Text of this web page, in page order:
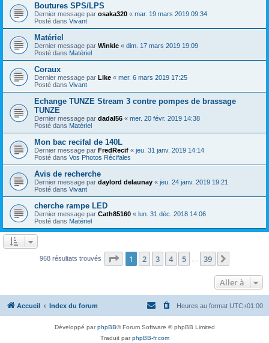
Boutures SPS/LPS
Dernier message par osaka320 « mar. 19 mars 2019 09:34
Posté dans Vivant
Matériel
Dernier message par Winkle « dim. 17 mars 2019 19:09
Posté dans Matériel
Coraux
Dernier message par Like « mer. 6 mars 2019 17:25
Posté dans Vivant
Echange TUNZE Stream 3 contre pompes de brassage
TUNZE
Dernier message par dadal56 « mer. 20 févr. 2019 14:38
Posté dans Matériel
Mon bac recifal de 140L
Dernier message par FredRecif « jeu. 31 janv. 2019 14:14
Posté dans Vos Photos Récifales
Avis de recherche
Dernier message par daylord delaunay « jeu. 24 janv. 2019 19:21
Posté dans Vivant
cherche rampe LED
Dernier message par Cath85160 « lun. 31 déc. 2018 14:06
Posté dans Matériel
968 résultats trouvés Page 1sur39
1 2 3 4 5 39
Aller à
Accueil Index du forum Heures au format UTC+01:00
Développé parphpBB® Forum Software © phpBB Limited
Traduit parphpBB-fr.com